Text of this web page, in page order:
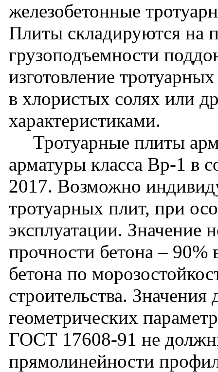
железобетонные
Плиты складируются на
грузоподъемности
изготовление
в хлористых солях или
характеристиками.
Тротуарные плиты
арматуры класса Вр-1 в
2017. Возможно
тротуарных плит, при
эксплуатации. Значение
прочности бетона – 90%
бетона по
строительства.
геометрических
ГОСТ 17608-91 не
прямолинейности